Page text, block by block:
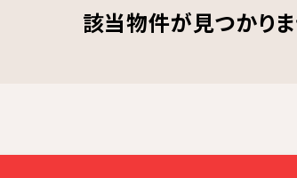
該当物件が見つかりま